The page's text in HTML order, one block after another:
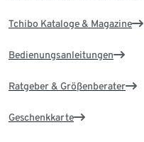
Tchibo Kataloge & Magazine
Bedienungsanleitungen
Ratgeber & Größenberater
Geschenkkarte